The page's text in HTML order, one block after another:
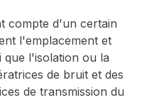
compte d'un certain
l'emplacement et
que l'isolation ou la
de bruit et des
de transmission du